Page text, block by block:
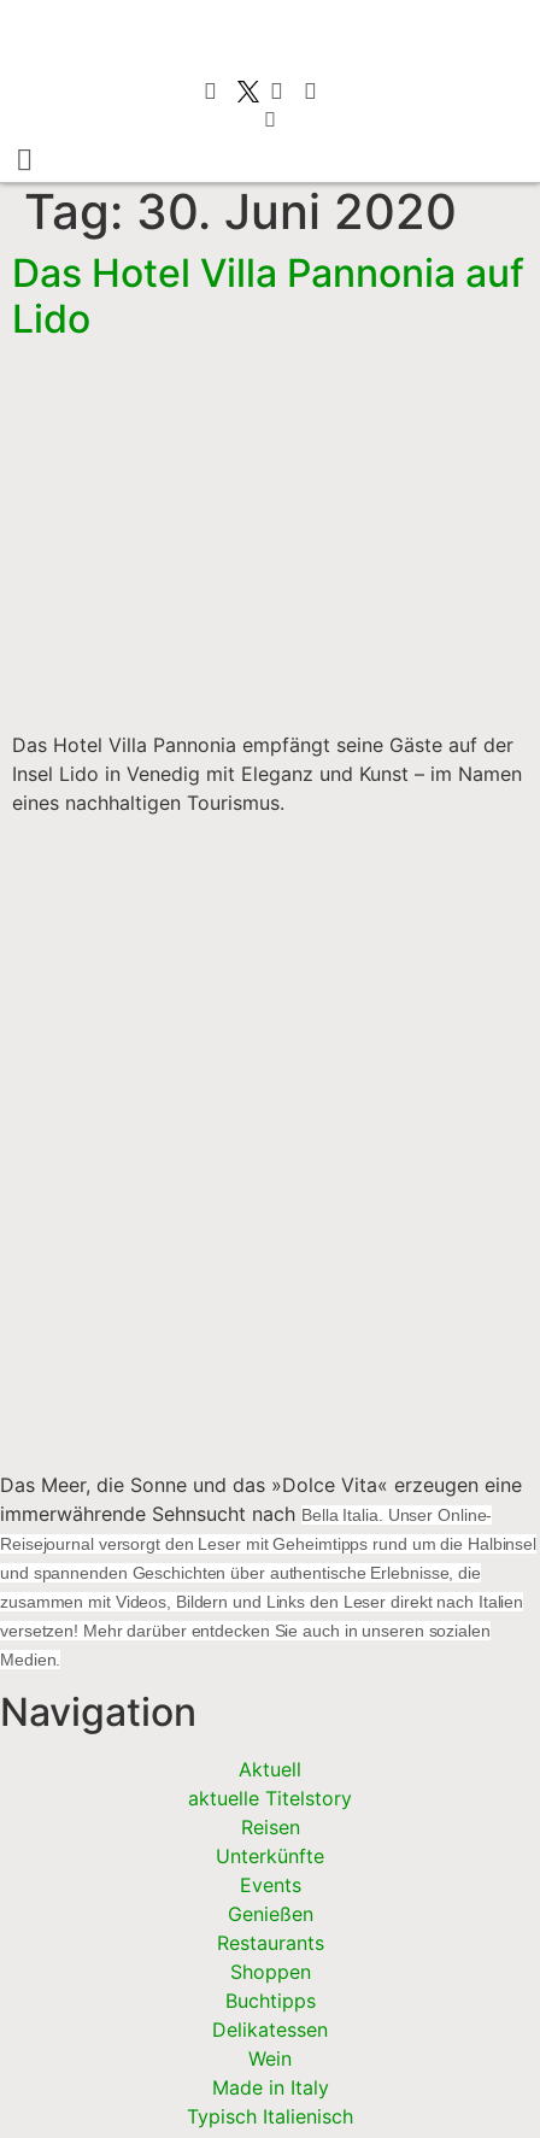
Tag: 30. Juni 2020
Das Hotel Villa Pannonia auf
Lido
Das Hotel Villa Pannonia empfängt seine Gäste auf der
Insel Lido in Venedig mit Eleganz und Kunst – im Namen
eines nachhaltigen Tourismus.
Das Meer, die Sonne und das »Dolce Vita« erzeugen eine
immerwährende Sehnsucht nach Bella Italia. Unser Online-
Reisejournal versorgt den Leser mit Geheimtipps rund um die Halbinsel
und spannenden Geschichten über authentische Erlebnisse, die
zusammen mit Videos, Bildern und Links den Leser direkt nach Italien
versetzen! Mehr darüber entdecken Sie auch in unseren sozialen
Medien.
Navigation
Aktuell
aktuelle Titelstory
Reisen
Unterkünfte
Events
Genießen
Restaurants
Shoppen
Buchtipps
Delikatessen
Wein
Made in Italy
Typisch Italienisch